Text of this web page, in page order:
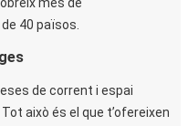
40 països.
de corrent i espai
això és el que t’ofereixen